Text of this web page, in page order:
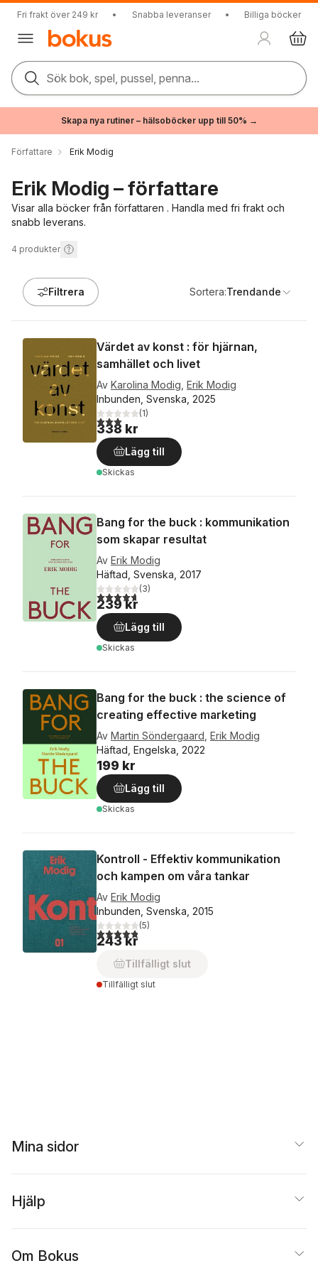
Fri frakt över 249 kr • Snabba leveranser • Billiga böcker
Sök bok, spel, pussel, penna...
Skapa nya rutiner – hälsoböcker upp till 50% →
Författare Erik Modig
Erik Modig – författare
Visar alla böcker från författaren . Handla med fri frakt och
snabb leverans.
4 produkter
Filtrera Sortera:Trendande
Värdet av konst : för hjärnan,
samhället och livet
Av Karolina Modig Erik Modig
Inbunden, Svenska, 2025
3,0utav 5 stjärnor. Totalt antal röster:
(1)
338 kr
Lägg till
Skickas
Bang for the buck : kommunikation
som skapar resultat
Av Erik Modig
Häftad, Svenska, 2017
4,7utav 5 stjärnor. Totalt antal röster:
(3)
239 kr
Lägg till
Skickas
Bang for the buck : the science of
creating effective marketing
Av Martin Söndergaard Erik Modig
Häftad, Engelska, 2022
199 kr
Lägg till
Skickas
Kontroll - Effektiv kommunikation
och kampen om våra tankar
Av Erik Modig
Inbunden, Svenska, 2015
4,8utav 5 stjärnor. Totalt antal röster:
(5)
243 kr
Tillfälligt slut
Tillfälligt slut
Mina sidor
Hjälp
Om Bokus